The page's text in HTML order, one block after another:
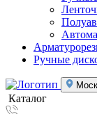
Ручные
Каталог